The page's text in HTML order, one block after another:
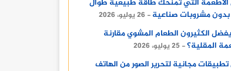
التي تمنحك طاقة طبيعية طوال
بدون مشروبات صناعية
26 يوليو، 2026
يفضل الكثيرون الطعام المشوي مقارنة
المقلية؟
25 يوليو، 2026
مجانية لتحرير الصور من الهاتف